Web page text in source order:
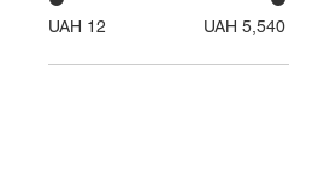
UAH 12 UAH 5,540